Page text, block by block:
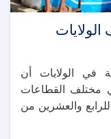
في الولايات أن
مختلف القطاعات
للرابع والعشرين من